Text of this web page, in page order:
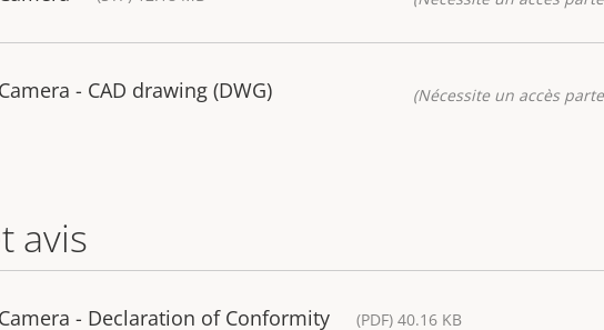
- CAD drawing (DWG) (Nécessite un accès
avis
- Declaration of Conformity (PDF) 40.16 KB